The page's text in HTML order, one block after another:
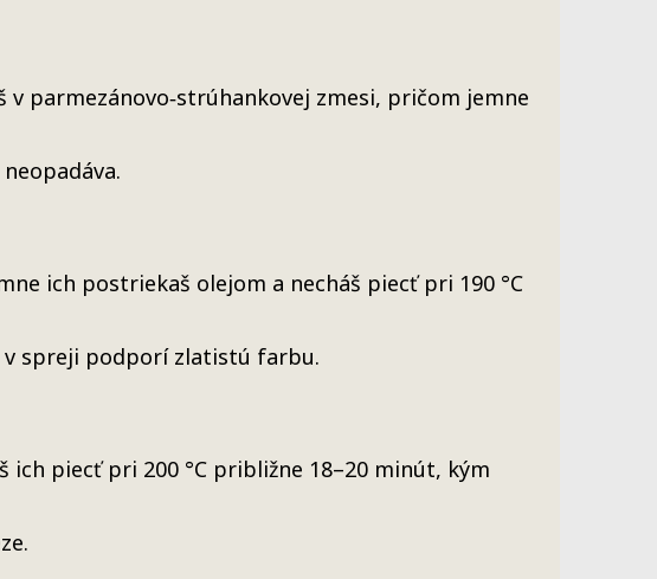
parmezánovo‑strúhankovej zmesi, pričom jemne
ich postriekaš olejom a necháš piecť pri 190 °C
v spreji podporí zlatistú farbu.
ich piecť pri 200 °C približne 18–20 minút, kým